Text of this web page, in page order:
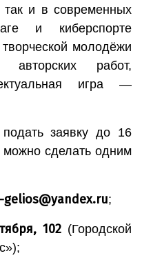
так и в современных
и киберспорте
молодёжи
авторских работ,
игра —
заявку до 16
сделать одним
;
102 (Городской